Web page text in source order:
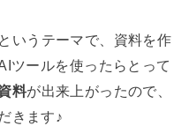
いうテーマで、資料を作
ツールを使ったらとって
料が出来上がったので、
きます♪